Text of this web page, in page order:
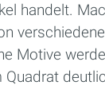
handelt.
Motive